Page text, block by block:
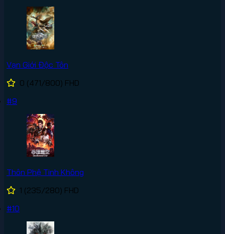
Vạn Giới Độc Tôn
0 (471/800) FHD
#9
Thôn Phệ Tinh Không
1 (235/280) FHD
#10